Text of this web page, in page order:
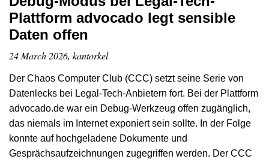
Plattform advocado legt sensible
Daten offen
24 March 2026, kantorkel
Der Chaos Computer Club (CCC) setzt seine Serie von
Datenlecks bei Legal-Tech-Anbietern fort. Bei der Plattform
advocado.de war ein Debug-Werkzeug offen zugänglich,
das niemals im Internet exponiert sein sollte. In der Folge
konnte auf hochgeladene Dokumente und
Gesprächsaufzeichnungen zugegriffen werden. Der CCC